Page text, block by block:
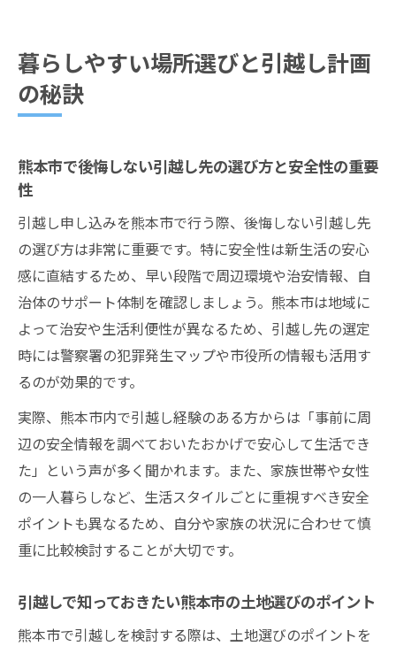
暮らしやすい場所選びと引越し計画
の秘訣
熊本市で後悔しない引越し先の選び方と安全性の重要
性
引越し申し込みを熊本市で行う際、後悔しない引越し先
の選び方は非常に重要です。特に安全性は新生活の安心
感に直結するため、早い段階で周辺環境や治安情報、自
治体のサポート体制を確認しましょう。熊本市は地域に
よって治安や生活利便性が異なるため、引越し先の選定
時には警察署の犯罪発生マップや市役所の情報も活用す
るのが効果的です。
実際、熊本市内で引越し経験のある方からは「事前に周
辺の安全情報を調べておいたおかげで安心して生活でき
た」という声が多く聞かれます。また、家族世帯や女性
の一人暮らしなど、生活スタイルごとに重視すべき安全
ポイントも異なるため、自分や家族の状況に合わせて慎
重に比較検討することが大切です。
引越しで知っておきたい熊本市の土地選びのポイント
熊本市で引越しを検討する際は、土地選びのポイントを